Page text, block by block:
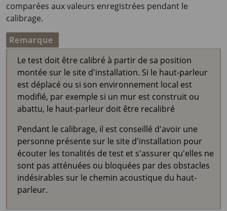
comparées aux valeurs enregistrées pendant le
calibrage.
Remarque
Le test doit être calibré à partir de sa position
montée sur le site d'installation. Si le haut-parleur
est déplacé ou si son environnement local est
modifié, par exemple si un mur est construit ou
abattu, le haut-parleur doit être recalibré
Pendant le calibrage, il est conseillé d'avoir une
personne présente sur le site d'installation pour
écouter les tonalités de test et s'assurer qu'elles ne
sont pas atténuées ou bloquées par des obstacles
indésirables sur le chemin acoustique du haut-
parleur.